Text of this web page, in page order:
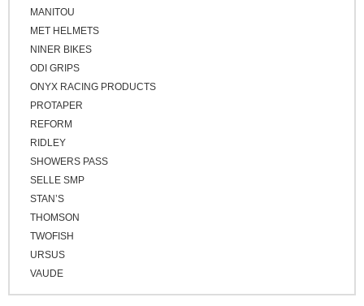
MANITOU
MET HELMETS
NINER BIKES
ODI GRIPS
ONYX RACING PRODUCTS
PROTAPER
REFORM
RIDLEY
SHOWERS PASS
SELLE SMP
STAN’S
THOMSON
TWOFISH
URSUS
VAUDE